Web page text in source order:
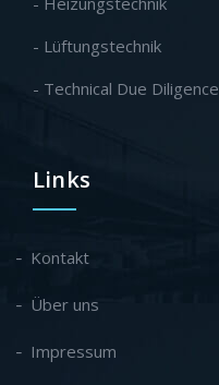
- Lüftungstechnik
- Technical Due Diligence
Links
Kontakt
Über uns
Impressum